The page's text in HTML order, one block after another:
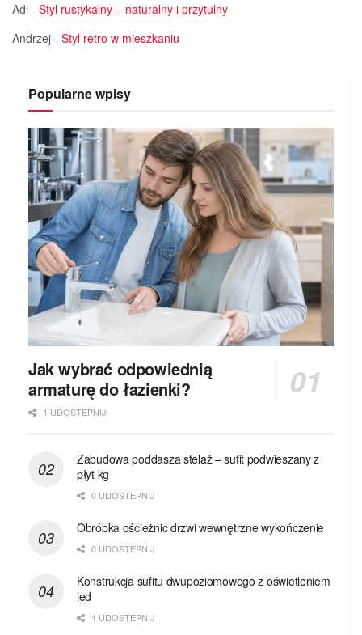
Adi - Styl rustykalny – naturalny i przytulny
Andrzej - Styl retro w mieszkaniu
Popularne wpisy
Jak wybrać odpowiednią
armaturę do łazienki?
1 UDOSTEPNIJ
Zabudowa poddasza stelaż – sufit podwieszany z
płyt kg
0 UDOSTEPNIJ
Obróbka ościeżnic drzwi wewnętrzne wykończenie
0 UDOSTEPNIJ
Konstrukcja sufitu dwupoziomowego z oświetleniem
led
1 UDOSTEPNIJ